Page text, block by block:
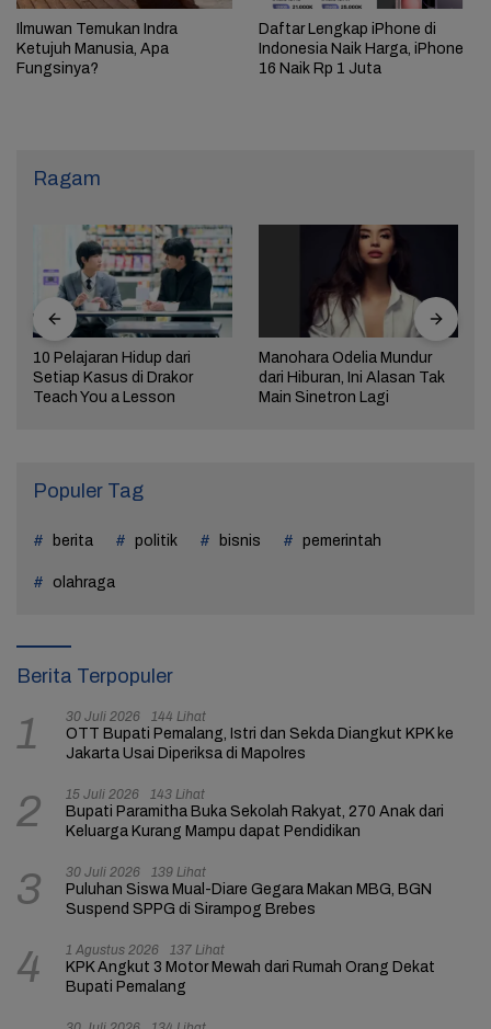
Ilmuwan Temukan Indra
Ketujuh Manusia, Apa
Fungsinya?
Daftar Lengkap iPhone di
Indonesia Naik Harga, iPhone
16 Naik Rp 1 Juta
Ragam
10 Pelajaran Hidup dari
Setiap Kasus di Drakor
Teach You a Lesson
Manohara Odelia Mundur
dari Hiburan, Ini Alasan Tak
Main Sinetron Lagi
Populer Tag
berita politik bisnis pemerintah
olahraga
Berita Terpopuler
1 30 Juli 2026 144 Lihat
OTT Bupati Pemalang, Istri dan Sekda Diangkut KPK ke
Jakarta Usai Diperiksa di Mapolres
2 15 Juli 2026 143 Lihat
Bupati Paramitha Buka Sekolah Rakyat, 270 Anak dari
Keluarga Kurang Mampu dapat Pendidikan
3 30 Juli 2026 139 Lihat
Puluhan Siswa Mual-Diare Gegara Makan MBG, BGN
Suspend SPPG di Sirampog Brebes
4 1 Agustus 2026 137 Lihat
KPK Angkut 3 Motor Mewah dari Rumah Orang Dekat
Bupati Pemalang